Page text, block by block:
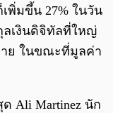
พิ่มขึ้น 27% ในวัน
ลเงินดิจิทัลที่ใหญ่
ย ในขณะที่มูลค่า
Ali Martinez นัก